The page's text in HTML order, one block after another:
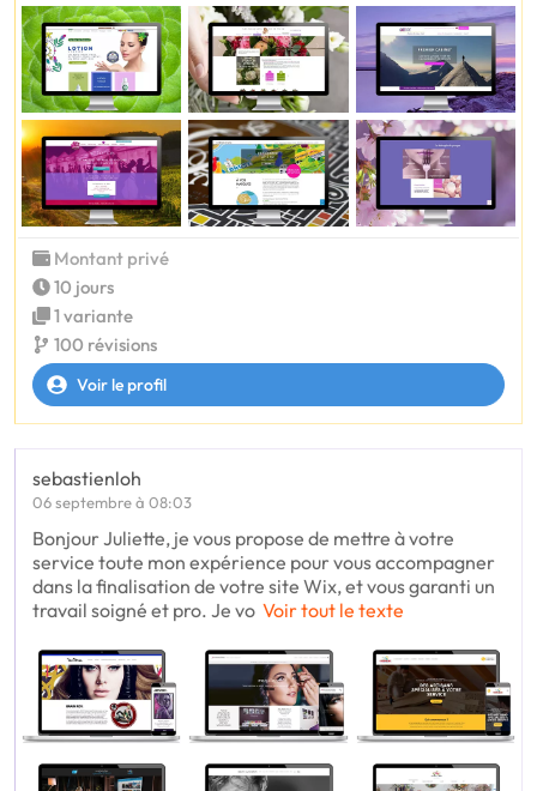
Montant privé
10 jours
1 variante
100 révisions
Voir le profil
sebastienloh
06 septembre à 08:03
Bonjour Juliette, je vous propose de mettre à votre
service toute mon expérience pour vous accompagner
dans la finalisation de votre site Wix, et vous garanti un
travail soigné et pro. Je vo Voir tout le texte